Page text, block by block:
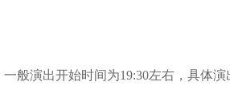
一般演出开始时间为19:30左右，具体